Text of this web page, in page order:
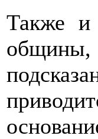
Также и
общины,